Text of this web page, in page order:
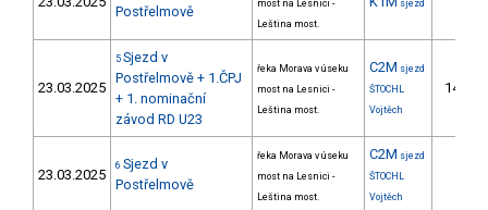
Postřelmově
most na Lesnici -
Leština most.
sjezd
23.03.2025
5 Sjezd v
Postřelmově + 1.ČPJ
+ 1. nominační
závod RD U23
řeka Morava v úseku
most na Lesnici -
Leština most.
C2M sjezd
ŠTOCHL
Vojtěch
14.
23.03.2025
6 Sjezd v
Postřelmově
řeka Morava v úseku
most na Lesnici -
Leština most.
C2M sjezd
ŠTOCHL
Vojtěch